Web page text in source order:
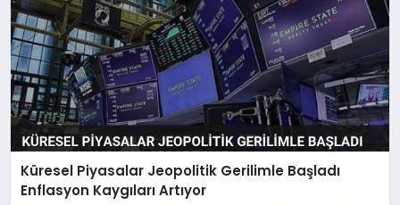
Küresel Piyasalar Jeopolitik Gerilimle Başladı
Enflasyon Kaygıları Artıyor